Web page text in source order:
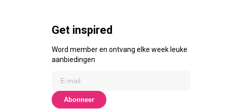
Get inspired
Word member en ontvang elke week leuke
aanbiedingen
Abonneer